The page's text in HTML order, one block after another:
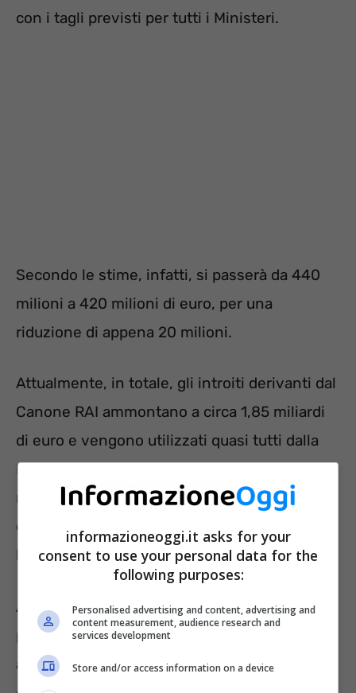
con i tagli previsti per tutti i Ministeri.
Secondo le stime, infatti, si passerà da 440
milioni a 420 milioni di euro, per una
riduzione di appena 20 milioni.
Attualmente, in totale, gli introiti derivanti dal
Canone RAI ammontano a circa 1,85 miliardi
di euro e vengono utilizzati quasi tutti dalla
RAI, ad eccezione di una somma pari a 110
milioni all’anno (il cd.extragettito), che viene
destinato al Fondo per il Pluralismo e
l’Innovazione dell’Informazione.
Altre risorse economiche per la tv di Stato,
poi, derivano dalla pubblicità, per un
ammontare complessivo di circa 622 milioni
informazioneoggi.it asks for your
consent to use your personal data for the
following purposes:
Personalised advertising and content, advertising and
content measurement, audience research and
services development
Store and/or access information on a device